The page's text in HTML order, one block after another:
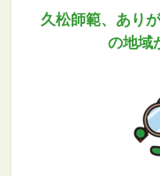
久松師範、あり
の地域